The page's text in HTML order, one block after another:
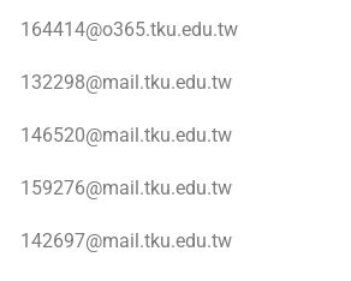
164414@o365.tku.edu.tw
132298@mail.tku.edu.tw
146520@mail.tku.edu.tw
159276@mail.tku.edu.tw
142697@mail.tku.edu.tw